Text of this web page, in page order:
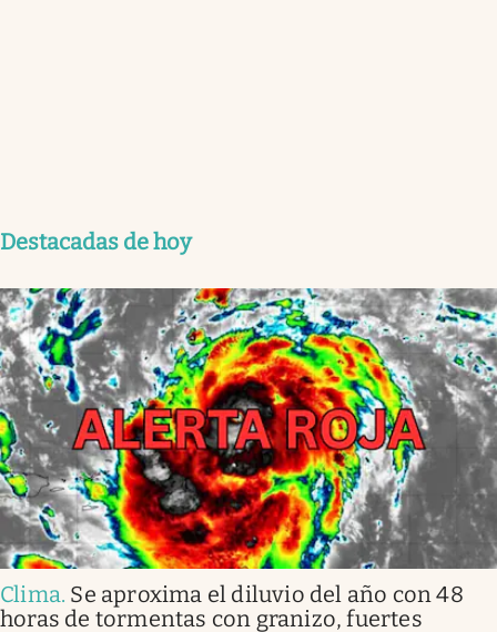
Destacadas de hoy
Clima. Se aproxima el diluvio del año con 48
horas de tormentas con granizo, fuertes